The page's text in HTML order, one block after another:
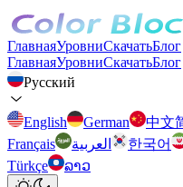
ГлавнаяУровниСкачатьБлог
ГлавнаяУровниСкачатьБлог
Русский
English German 中文
Français
العربية 한국어
Türkçe
ລາວ